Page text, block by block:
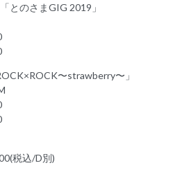
とのさまGIG 2019」
〜strawberry〜」
税込/D別)